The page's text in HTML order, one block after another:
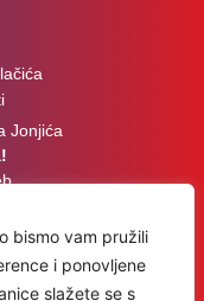
bismo vam pružili
i ponovljene
slažete se s
Jonjića
mrežama